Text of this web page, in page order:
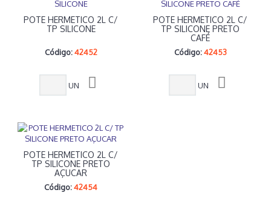
POTE HERMETICO 2L C/
TP SILICONE
Código: 42452
UN
POTE HERMETICO 2L C/
TP SILICONE PRETO
CAFÉ
Código: 42453
UN
POTE HERMETICO 2L C/
TP SILICONE PRETO
AÇUCAR
Código:42454